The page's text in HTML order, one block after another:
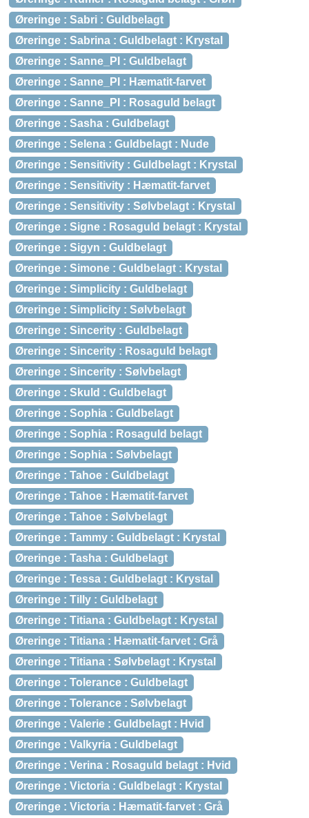
Øreringe : Sabri : Guldbelagt
Øreringe : Sabrina : Guldbelagt : Krystal
Øreringe : Sanne_PI : Guldbelagt
Øreringe : Sanne_PI : Hæmatit-farvet
Øreringe : Sanne_PI : Rosaguld belagt
Øreringe : Sasha : Guldbelagt
Øreringe : Selena : Guldbelagt : Nude
Øreringe : Sensitivity : Guldbelagt : Krystal
Øreringe : Sensitivity : Hæmatit-farvet
Øreringe : Sensitivity : Sølvbelagt : Krystal
Øreringe : Signe : Rosaguld belagt : Krystal
Øreringe : Sigyn : Guldbelagt
Øreringe : Simone : Guldbelagt : Krystal
Øreringe : Simplicity : Guldbelagt
Øreringe : Simplicity : Sølvbelagt
Øreringe : Sincerity : Guldbelagt
Øreringe : Sincerity : Rosaguld belagt
Øreringe : Sincerity : Sølvbelagt
Øreringe : Skuld : Guldbelagt
Øreringe : Sophia : Guldbelagt
Øreringe : Sophia : Rosaguld belagt
Øreringe : Sophia : Sølvbelagt
Øreringe : Tahoe : Guldbelagt
Øreringe : Tahoe : Hæmatit-farvet
Øreringe : Tahoe : Sølvbelagt
Øreringe : Tammy : Guldbelagt : Krystal
Øreringe : Tasha : Guldbelagt
Øreringe : Tessa : Guldbelagt : Krystal
Øreringe : Tilly : Guldbelagt
Øreringe : Titiana : Guldbelagt : Krystal
Øreringe : Titiana : Hæmatit-farvet : Grå
Øreringe : Titiana : Sølvbelagt : Krystal
Øreringe : Tolerance : Guldbelagt
Øreringe : Tolerance : Sølvbelagt
Øreringe : Valerie : Guldbelagt : Hvid
Øreringe : Valkyria : Guldbelagt
Øreringe : Verina : Rosaguld belagt : Hvid
Øreringe : Victoria : Guldbelagt : Krystal
Øreringe : Victoria : Hæmatit-farvet : Grå